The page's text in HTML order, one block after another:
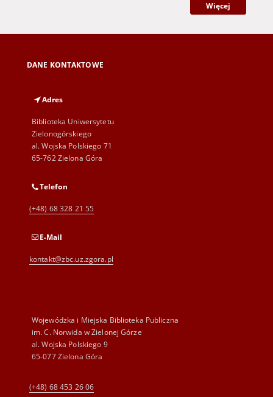
Więcej
DANE KONTAKTOWE
Adres
Biblioteka Uniwersytetu
Zielonogórskiego
al. Wojska Polskiego 71
65-762 Zielona Góra
Telefon
(+48) 68 328 21 55
E-Mail
kontakt@zbc.uz.zgora.pl
Wojewódzka i Miejska Biblioteka Publiczna
im. C. Norwida w Zielonej Górze
al. Wojska Polskiego 9
65-077 Zielona Góra
(+48) 68 453 26 06